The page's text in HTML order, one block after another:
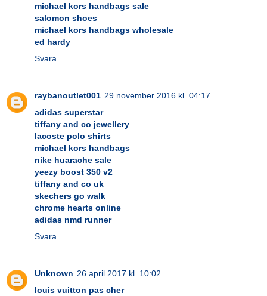
michael kors handbags sale
salomon shoes
michael kors handbags wholesale
ed hardy
Svara
raybanoutlet001 29 november 2016 kl. 04:17
adidas superstar
tiffany and co jewellery
lacoste polo shirts
michael kors handbags
nike huarache sale
yeezy boost 350 v2
tiffany and co uk
skechers go walk
chrome hearts online
adidas nmd runner
Svara
Unknown 26 april 2017 kl. 10:02
louis vuitton pas cher